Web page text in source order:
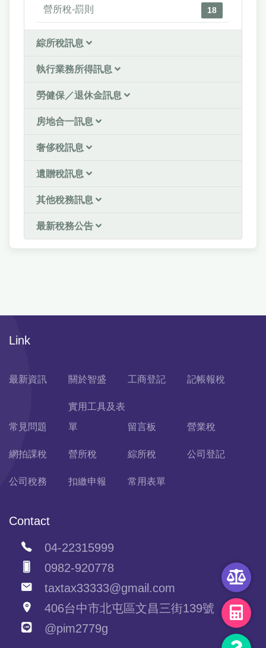
營所稅-罰則 18
綜所稅訊息
執行業務所得訊息
勞健保／退休金訊息
房地合一訊息
奢侈稅訊息
遺贈稅訊息
其他稅務訊息
最新稅務公告
Link
最新資訊 關於智盛 工商登記 記帳報稅
常見問題
實用工具及表
單
留言板 營業稅
網拍課稅 營所稅 綜所稅 公司登記
公司稅務 扣繳申報 常用表單
Contact
04-22315999
0982-920778
taxtax33333@gmail.com
406台中市北屯區文昌三街139號
@pim2779g